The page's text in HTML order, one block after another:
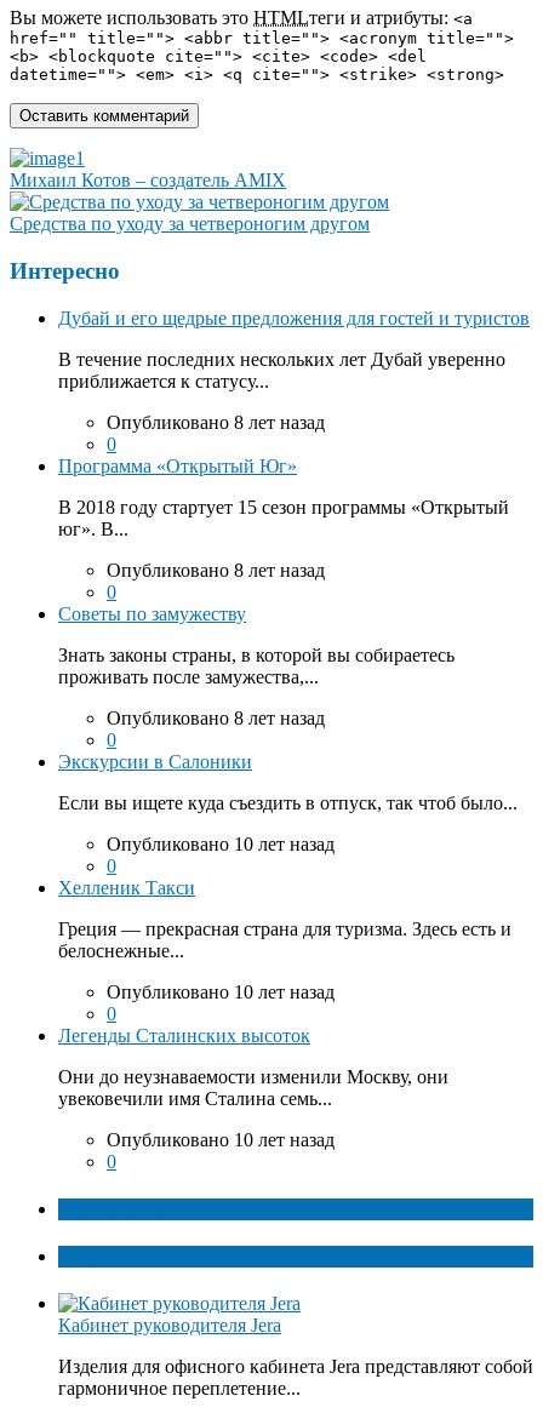
Вы можете использовать это HTMLтеги и атрибуты: <a
href="" title=""> <abbr title=""> <acronym title="">
<b> <blockquote cite=""> <cite> <code> <del
datetime=""> <em> <i> <q cite=""> <strike> <strong>
Михаил Котов – создатель AMIX
Средства по уходу за четвероногим другом
Интересно
Дубай и его щедрые предложения для гостей и туристов
В течение последних нескольких лет Дубай уверенно
приближается к статусу...
Опубликовано 8 лет назад
0
Программа «Открытый Юг»
В 2018 году стартует 15 сезон программы «Открытый
юг». В...
Опубликовано 8 лет назад
0
Советы по замужеству
Знать законы страны, в которой вы собираетесь
проживать после замужества,...
Опубликовано 8 лет назад
0
Экскурсии в Салоники
Если вы ищете куда съездить в отпуск, так чтоб было...
Опубликовано 10 лет назад
0
Хелленик Такси
Греция — прекрасная страна для туризма. Здесь есть и
белоснежные...
Опубликовано 10 лет назад
0
Легенды Сталинских высоток
Они до неузнаваемости изменили Москву, они
увековечили имя Сталина семь...
Опубликовано 10 лет назад
0
Кабинет руководителя Jera
Изделия для офисного кабинета Jera представляют собой
гармоничное переплетение...